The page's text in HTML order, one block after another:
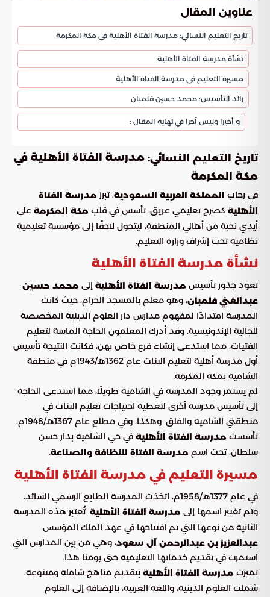
عناوين المقال
تاريخ التعليم النسائي: مدرسة الفتاة الأهلية في مكة المكرمة
نشأة مدرسة الفتاة الأهلية
مسيرة التعليم في مدرسة الفتاة الأهلية
رائد التأسيس: محمد حسين فلمبان
و أخيرا وليس آخرا في نهاية المقال :
تاريخ التعليم النسائي: مدرسة الفتاة الأهلية في
مكة المكرمة
في رحاب المملكة العربية السعودية، تبرز مدرسة الفتاة
الأهلية كصرح تعليمي عريق، تأسس في قلب مكة المكرمة على
أيدي نخبة من أهالي المنطقة، ليتحول لاحقًا إلى مؤسسة تعليمية
نظامية تحت إشراف وزارة التعليم.
نشأة مدرسة الفتاة الأهلية
تعود جذور تأسيس مدرسة الفتاة الأهلية إلى محمد حسين
عبدالغني فلمبان، وهو معلم بالمسجد الحرام، حيث كانت
المدرسة امتدادًا لمفهوم مدارس دار العلوم الدينية المخصصة
للجالية الإندونيسية. وقد أدرك المعلمون الحاجة الماسة لتعليم
الفتيات، مما استدعى إنشاء فرع خاص بهن، فكانت النتيجة تأسيس
أول مدرسة أهلية لتعليم البنات عام 1362هـ/1943م في منطقة
الشامية بمكة المكرمة.
لم يستمر وجود المدرسة في الشامية طويلًا، مما استدعى الحاجة
إلى تأسيس مدرسة أخرى لتغطية احتياجات تعليم البنات في
منطقتي الشامية والفلق. وهكذا، وفي مطلع عام 1367هـ/1948م،
تأسست مدرسة الفتاة الأهلية في حي الشامية بدار حسن
سلطان، تحت اسم مدرسة الفتاة للنظافة والصناعة.
مسيرة التعليم في مدرسة الفتاة الأهلية
في عام 1377هـ/1958م، اتخذت المدرسة الطابع الرسمي السائد،
وتم تغيير اسمها إلى مدرسة الفتاة الأهلية. تُعتبر هذه المدرسة
الثانية من نوعها التي تم افتتاحها في عهد الملك المؤسس
عبدالعزيز بن عبدالرحمن آل سعود، وهي من بين المدارس التي
استمرت في تقديم خدماتها التعليمية حتى يومنا هذا.
تميزت مدرسة الفتاة الأهلية بتقديم مناهج شاملة ومتنوعة،
شملت العلوم الدينية، واللغة العربية، بالإضافة إلى العلوم